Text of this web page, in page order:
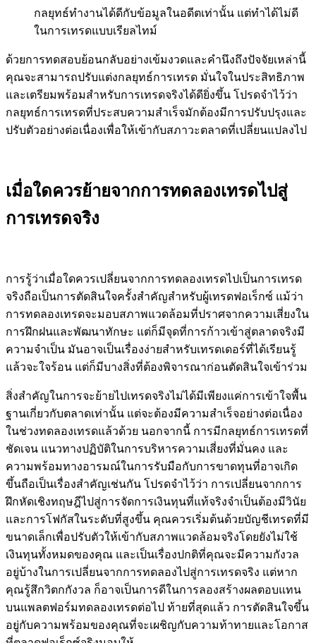
กลยุทธ์ทำงานได้ดีกับข้อมูลในอดีตเท่านั้น แต่ทำได้ไม่ดี
ในการเทรดแบบเรียลไทม์
ด้วยการทดสอบย้อนกลับอย่างเข้มงวดและคำนึงถึงปัจจัยเหล่านี้
คุณจะสามารถปรับแต่งกลยุทธ์การเทรด มั่นใจในประสิทธิภาพ
และเตรียมพร้อมสำหรับการเทรดจริงได้ดียิ่งขึ้น โปรดจำไว้ว่า
กลยุทธ์การเทรดที่ประสบความสำเร็จมักต้องมีการปรับปรุงและ
ปรับตัวอย่างต่อเนื่องเพื่อให้เข้ากับสภาวะตลาดที่เปลี่ยนแปลงไป
เมื่อใดควรย้ายจากการทดลองเทรดไปสู่
การเทรดจริง
การรู้ว่าเมื่อใดควรเปลี่ยนจากการทดลองเทรดไปเป็นการเทรด
จริงถือเป็นการตัดสินใจครั้งสำคัญสำหรับผู้เทรดฟอเร็กซ์ แม้ว่า
การทดลองเทรดจะมอบสภาพแวดล้อมที่ปราศจากความเสี่ยงใน
การฝึกฝนและพัฒนาทักษะ แต่ก็มีจุดที่การก้าวเข้าสู่ตลาดจริงมี
ความจำเป็น มันอาจเป็นเรื่องง่ายสำหรับเทรดเดอร์ที่ได้เรียนรู้
แล้วจะใจร้อน แต่ก็มีบางสิ่งที่ต้องพิจารณาก่อนตัดสินใจเข้าร่วม
สิ่งสำคัญในการจะย้ายไปเทรดจริงไม่ได้มีเพียงแค่การเข้าใจพื้น
ฐานเกี่ยวกับตลาดเท่านั้น แต่จะต้องมีความสำเร็จอย่างต่อเนื่อง
ในช่วงทดลองเทรดแล้วด้วย นอกจากนี้ การมีกลยุทธ์การเทรดที่
ชัดเจน แนวทางปฏิบัติในการบริหารความเสี่ยงที่มั่นคง และ
ความพร้อมทางอารมณ์ในการรับมือกับการขาดทุนที่อาจเกิด
ขึ้นถือเป็นเรื่องสำคัญเช่นกัน โปรดจำไว้ว่า การเปลี่ยนจากการ
ฝึกหัดเชิงทฤษฎีไปสู่การจัดการเงินทุนที่แท้จริงจำเป็นต้องมีวินัย
และการโฟกัสในระดับที่สูงขึ้น คุณควรเริ่มต้นด้วยบัญชีเทรดที่มี
ขนาดเล็กเพื่อปรับตัวให้เข้ากับสภาพแวดล้อมจริงโดยยังไม่ใช้
เงินทุนทั้งหมดของคุณ และเป็นเรื่องปกติที่คุณจะมีความกังวล
อยู่บ้างในการเปลี่ยนจากการทดลองไปสู่การเทรดจริง แต่หาก
คุณรู้สึกวิตกกังวล ก็อาจเป็นการดีในการลองสร้างผลตอบแทน
บนแพลตฟอร์มทดลองเทรดต่อไป ท้ายที่สุดแล้ว การตัดสินใจขึ้น
อยู่กับความพร้อมของคุณที่จะเผชิญกับความท้าทายและโอกาส